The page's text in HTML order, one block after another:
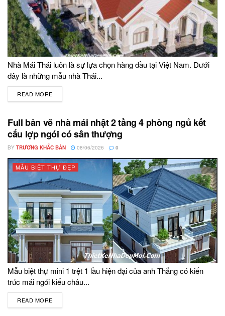
Nhà Mái Thái luôn là sự lựa chọn hàng đầu tại Việt Nam. Dưới
đây là những mẫu nhà Thái...
READ MORE
Full bản vẽ nhà mái nhật 2 tầng 4 phòng ngủ kết
cấu lợp ngói có sân thượng
BY TRƯƠNG KHẮC BẢN 08/06/2026 0
MẪU BIỆT THỰ ĐẸP
Mẫu biệt thự mini 1 trệt 1 lầu hiện đại của anh Thắng có kiến
trúc mái ngói kiểu châu...
READ MORE